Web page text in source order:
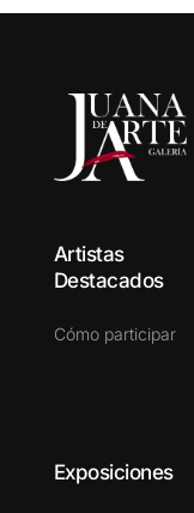
Artistas
Destacados
Cómo participar
Exposiciones